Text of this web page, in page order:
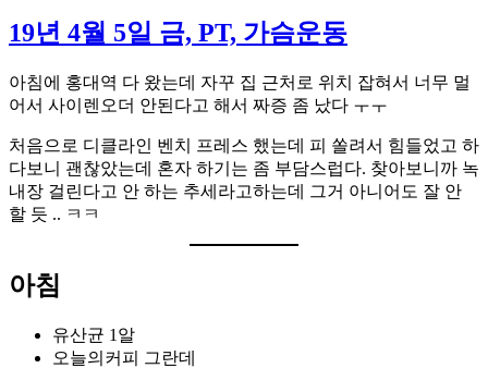
19년 4월 5일 금, PT, 가슴운동
아침에 홍대역 다 왔는데 자꾸 집 근처로 위치 잡혀서 너무 멀
어서 사이렌오더 안된다고 해서 짜증 좀 났다 ㅜㅜ
처음으로 디클라인 벤치 프레스 했는데 피 쏠려서 힘들었고 하
다보니 괜찮았는데 혼자 하기는 좀 부담스럽다. 찾아보니까 녹
내장 걸린다고 안 하는 추세라고하는데 그거 아니어도 잘 안
할 듯 .. ㅋㅋ
아침
유산균 1알
오늘의커피 그란데